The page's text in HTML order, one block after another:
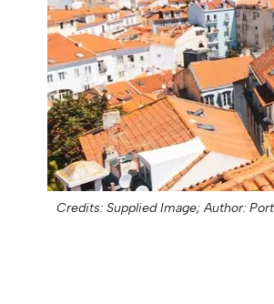
Credits: Supplied Image; Author: